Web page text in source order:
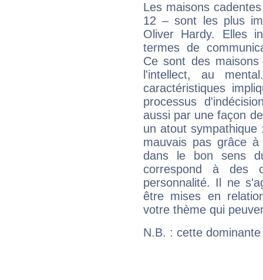
Les maisons
12 – sont les plus
Oliver Hardy. Elles
termes de
Ce sont des
l'intellect, au
caractéristiques
processus
aussi par une façon
un atout
mauvais pas grâce
dans le bon sens
correspond à des
personnalité. Il ne
être mises en
votre thème qui
N.B. : cette